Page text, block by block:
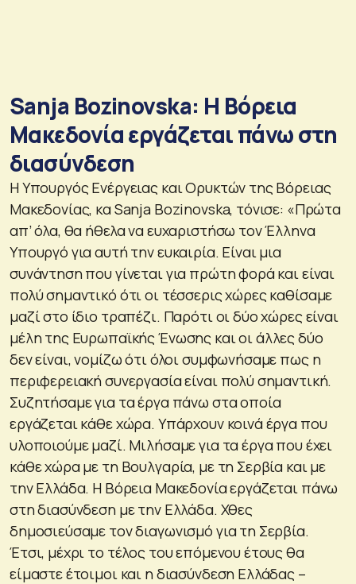
Sanja Bozinovska: Η Βόρεια
Μακεδονία εργάζεται πάνω στη
διασύνδεση
Η Υπουργός Ενέργειας και Ορυκτών της Βόρειας
Μακεδονίας, κα Sanja Bozinovska, τόνισε: «Πρώτα
απ’ όλα, θα ήθελα να ευχαριστήσω τον Έλληνα
Υπουργό για αυτή την ευκαιρία. Είναι μια
συνάντηση που γίνεται για πρώτη φορά και είναι
πολύ σημαντικό ότι οι τέσσερις χώρες καθίσαμε
μαζί στο ίδιο τραπέζι. Παρότι οι δύο χώρες είναι
μέλη της Ευρωπαϊκής Ένωσης και οι άλλες δύο
δεν είναι, νομίζω ότι όλοι συμφωνήσαμε πως η
περιφερειακή συνεργασία είναι πολύ σημαντική.
Συζητήσαμε για τα έργα πάνω στα οποία
εργάζεται κάθε χώρα. Υπάρχουν κοινά έργα που
υλοποιούμε μαζί. Μιλήσαμε για τα έργα που έχει
κάθε χώρα με τη Βουλγαρία, με τη Σερβία και με
την Ελλάδα. Η Βόρεια Μακεδονία εργάζεται πάνω
στη διασύνδεση με την Ελλάδα. Χθες
δημοσιεύσαμε τον διαγωνισμό για τη Σερβία.
Έτσι, μέχρι το τέλος του επόμενου έτους θα
είμαστε έτοιμοι και η διασύνδεση Ελλάδας –